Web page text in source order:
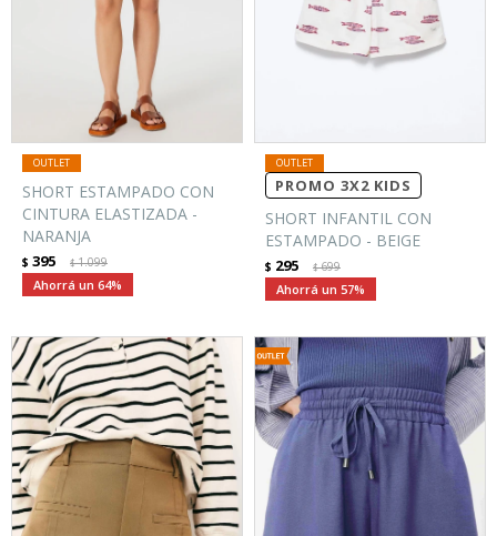
SHORT ESTAMPADO CON
CINTURA ELASTIZADA -
NARANJA
$ 395 $1.099
64
PROMO 3X2 KIDS
SHORT INFANTIL CON
ESTAMPADO - BEIGE
$ 295 $699
57